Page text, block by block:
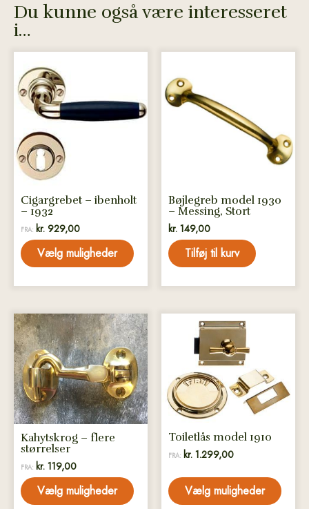
Du kunne også være interesseret
i…
Cigargrebet – ibenholt
– 1932
FRA: kr. 929,00
Vælg muligheder
vare
har
flere
varianter.
Mulighederne
kan
vælges
varesiden
Bøjlegreb model 1930
– Messing, Stort
kr. 149,00
Tilføj til kurv
Kahytskrog – flere
størrelser
FRA: kr. 119,00
Vælg muligheder
Dette
vare
har
flere
varianter.
Mulighederne
kan
vælges
på
varesiden
Toiletlås model 1910
FRA: kr. 1.299,00
Vælg muligheder
flere
varianter.
Mulighederne
kan
vælges
på